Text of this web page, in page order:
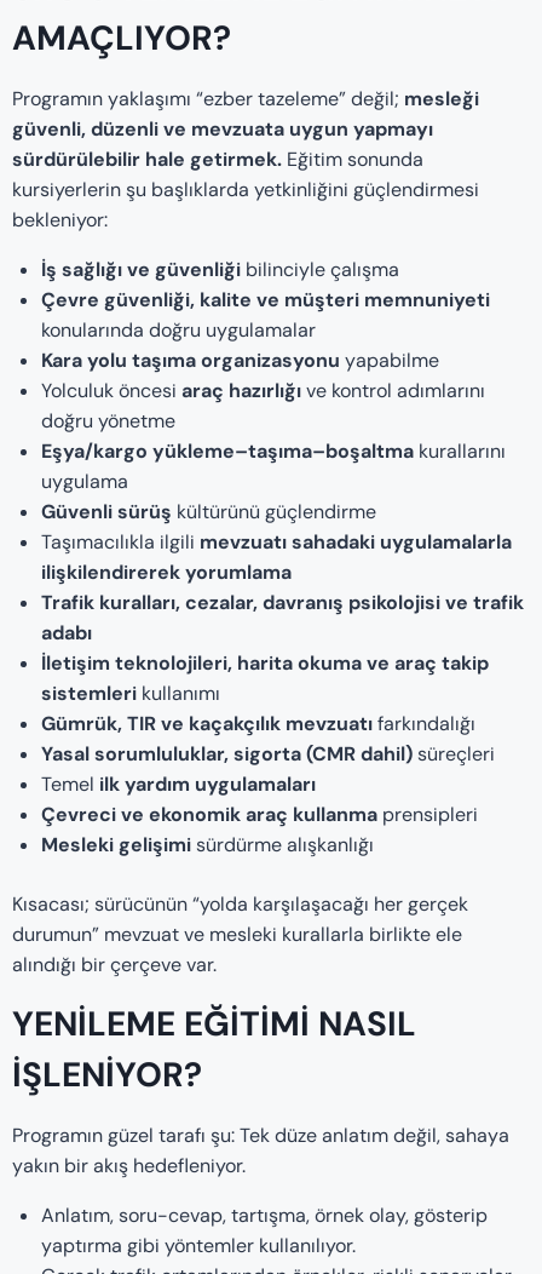
AMAÇLIYOR?
Programın yaklaşımı “ezber tazeleme” değil; mesleği
güvenli, düzenli ve mevzuata uygun yapmayı
sürdürülebilir hale getirmek. Eğitim sonunda
kursiyerlerin şu başlıklarda yetkinliğini güçlendirmesi
bekleniyor:
İş sağlığı ve güvenliği bilinciyle çalışma
Çevre güvenliği, kalite ve müşteri memnuniyeti
konularında doğru uygulamalar
Kara yolu taşıma organizasyonu yapabilme
Yolculuk öncesi araç hazırlığıve kontrol adımlarını
doğru yönetme
Eşya/kargo yükleme–taşıma–boşaltma kurallarını
uygulama
Güvenli sürüş kültürünü güçlendirme
Taşımacılıkla ilgili mevzuatı sahadaki uygulamalarla
ilişkilendirerek yorumlama
Trafik kuralları, cezalar, davranış psikolojisi ve trafik
adabı
İletişim teknolojileri, harita okuma ve araç takip
sistemleri kullanımı
Gümrük, TIR ve kaçakçılık mevzuatıfarkındalığı
Yasal sorumluluklar, sigorta (CMR dahil)süreçleri
Temel ilk yardım uygulamaları
Çevreci ve ekonomik araç kullanma prensipleri
Mesleki gelişimisürdürme alışkanlığı
Kısacası; sürücünün “yolda karşılaşacağı her gerçek
durumun” mevzuat ve mesleki kurallarla birlikte ele
alındığı bir çerçeve var.
YENİLEME EĞITIMİ NASIL
İŞLENIYOR?
Programın güzel tarafı şu: Tek düze anlatım değil, sahaya
yakın bir akış hedefleniyor.
Anlatım, soru-cevap, tartışma, örnek olay, gösterip
yaptırma gibi yöntemler kullanılıyor.